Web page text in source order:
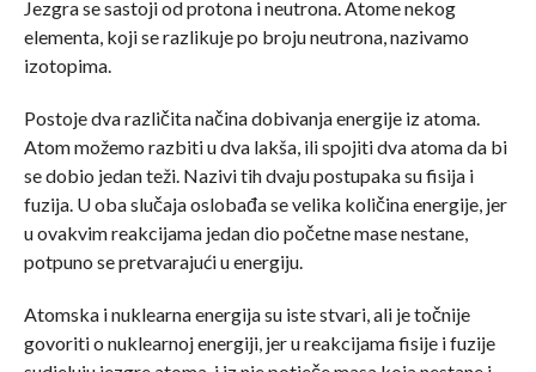
Jezgra se sastoji od protona i neutrona. Atome nekog
elementa, koji se razlikuje po broju neutrona, nazivamo
izotopima.
Postoje dva različita načina dobivanja energije iz atoma.
Atom možemo razbiti u dva lakša, ili spojiti dva atoma da bi
se dobio jedan teži. Nazivi tih dvaju postupaka su fisija i
fuzija. U oba slučaja oslobađa se velika količina energije, jer
u ovakvim reakcijama jedan dio početne mase nestane,
potpuno se pretvarajući u energiju.
Atomska i nuklearna energija su iste stvari, ali je točnije
govoriti o nuklearnoj energiji, jer u reakcijama fisije i fuzije